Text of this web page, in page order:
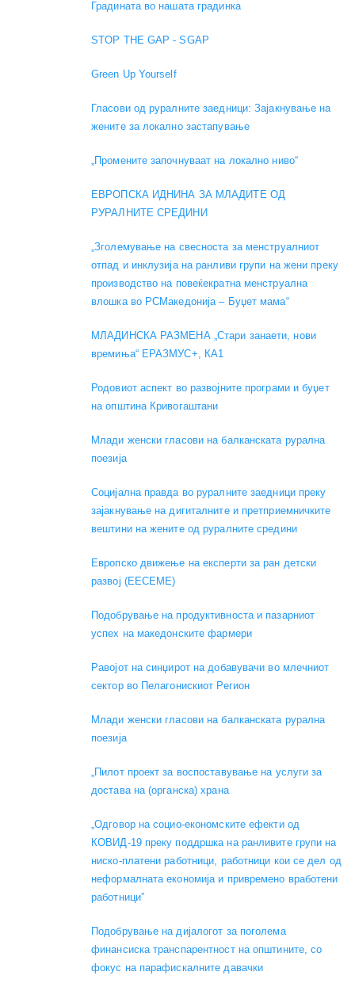
Градината во нашата градинка
STOP THE GAP - SGAP
Green Up Yourself
Гласови од руралните заедници: Зајакнување на
жените за локално застапување
„Промените започнуваат на локално ниво“
ЕВРОПСКА ИДНИНА ЗА МЛАДИТЕ ОД
РУРАЛНИТЕ СРЕДИНИ
„Зголемување на свесноста за менструалниот
отпад и инклузија на ранливи групи на жени преку
производство на повеќекратна менструална
влошка во РСМакедонија – Буџет мама“
МЛАДИНСКА РАЗМЕНА „Стари занаети, нови
времиња“ ЕРАЗМУС+, КА1
Родовиот аспект во развојните програми и буџет
на општина Кривогаштани
Mлади женски гласови на балканската рурална
поезија
Социјална правда во руралните заедници преку
зајакнување на дигиталните и претприемничките
вештини на жените од руралните средини
Европско движење на експерти за ран детски
развој (EECEME)
Подобрување на продуктивноста и пазарниот
успех на македонските фармери
Равојот на синџирот на добавувачи во млечниот
сектор во Пелагонискиот Регион
Mлади женски гласови на балканската рурална
поезија
„Пилот проект за воспоставување на услуги за
достава на (органска) храна
„Одговор на социо-економските ефекти од
КОВИД-19 преку поддршка на ранливите групи на
ниско-платени работници, работници кои се дел од
неформалната економија и привремено вработени
работници”
Подобрување на дијалогот за поголема
финансиска транспарентност на општините, со
фокус на парафискалните давачки